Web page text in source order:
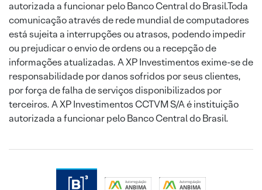
autorizada a funcionar pelo Banco Central do Brasil.Toda
comunicação através de rede mundial de computadores
está sujeita a interrupções ou atrasos, podendo impedir
ou prejudicar o envio de ordens ou a recepção de
informações atualizadas. A XP Investimentos exime-se de
responsabilidade por danos sofridos por seus clientes,
por força de falha de serviços disponibilizados por
terceiros. A XP Investimentos CCTVM S/A é instituição
autorizada a funcionar pelo Banco Central do Brasil.